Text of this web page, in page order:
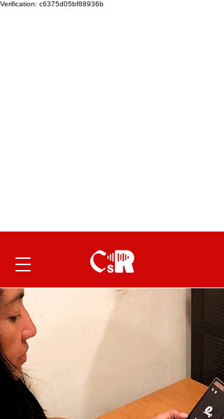
Verification: c6375d05bf88936b